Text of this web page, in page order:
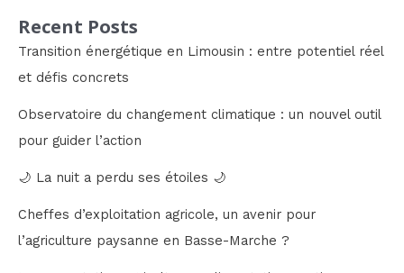
pays »
Recent Posts
Transition énergétique en Limousin : entre potentiel réel
et défis concrets
Observatoire du changement climatique : un nouvel outil
pour guider l’action
🌙 La nuit a perdu ses étoiles 🌙
Cheffes d’exploitation agricole, un avenir pour
l’agriculture paysanne en Basse-Marche ?